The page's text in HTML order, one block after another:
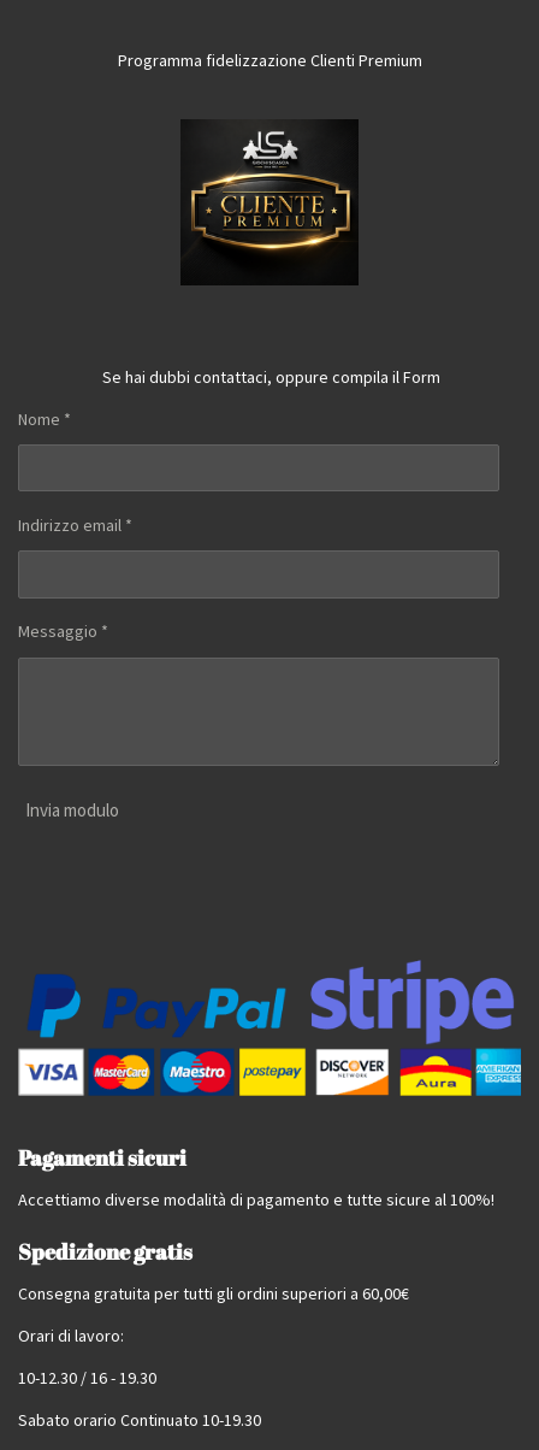
Programma fidelizzazione Clienti Premium
Se hai dubbi contattaci, oppure compila il Form
Nome *
Indirizzo email *
Messaggio *
Invia modulo
Pagamenti sicuri
Accettiamo diverse modalità di pagamento e tutte sicure al 100%!
Spedizione gratis
Consegna gratuita per tutti gli ordini superiori a 60,00€
Orari di lavoro:
10-12.30 / 16 - 19.30
Sabato orario Continuato 10-19.30